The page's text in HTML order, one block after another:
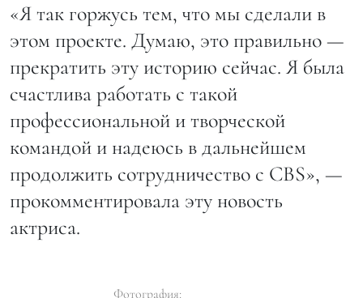
«Я так горжусь тем, что мы сделали в
этом проекте. Думаю, это правильно —
прекратить эту историю сейчас. Я была
счастлива работать с такой
профессиональной и творческой
командой и надеюсь в дальнейшем
продолжить сотрудничество с CBS», —
прокомментировала эту новость
актриса.
Фотография: